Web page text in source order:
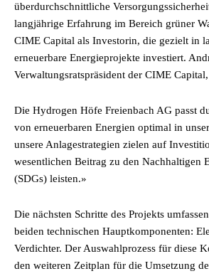
überdurchschnittliche
langjährige Erfahrung im Bereich grüner
CIME Capital als Investorin, die gezielt in
erneuerbare Energieprojekte investiert.
Verwaltungsratspräsident der CIME
Die Hydrogen Höfe Freienbach AG passt
von erneuerbaren Energien optimal in
unsere Anlagestrategien zielen auf
wesentlichen Beitrag zu den Nachhaltigen
(SDGs) leisten.»
Die nächsten Schritte des Projekts
beiden technischen Hauptkomponenten:
Verdichter. Der Auswahlprozess für diese
den weiteren Zeitplan für die Umsetzung